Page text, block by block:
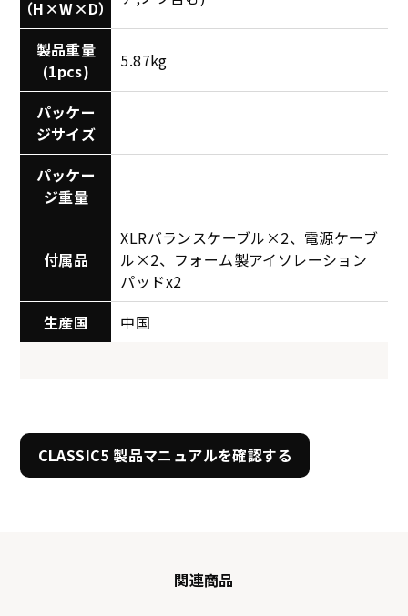
（H×W×D）
製品重量
(1pcs)
5.87kg
パッケー
ジサイズ
パッケー
ジ重量
付属品
XLRバランスケーブル×2、電源ケーブ
ル×2、フォーム製アイソレーション
パッドx2
生産国
中国
CLASSIC5 製品マニュアルを確認する
関連商品